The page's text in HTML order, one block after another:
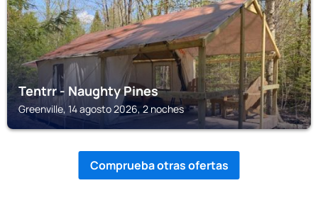
Tentrr - Naughty Pines
Greenville, 14 agosto 2026, 2 noches
Comprueba otras ofertas